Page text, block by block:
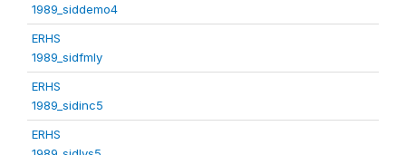
1989_siddemo4
ERHS
1989_sidfmly
ERHS
1989_sidinc5
ERHS